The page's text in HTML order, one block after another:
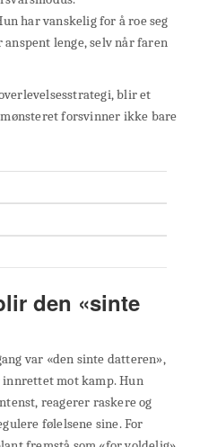
har vanskelig for å roe seg
lenge, selv når faren
blir et
forsvinner ikke bare
den «sinte
var «den sinte datteren»,
innrettet mot kamp. Hun
reagerer raskere og
følelsene sine. For